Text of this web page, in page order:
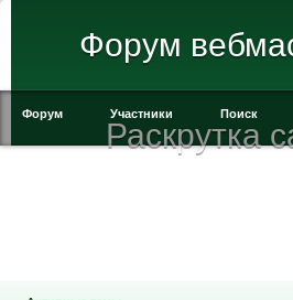
Форум
Раскрутка
Форум Участники Поиск